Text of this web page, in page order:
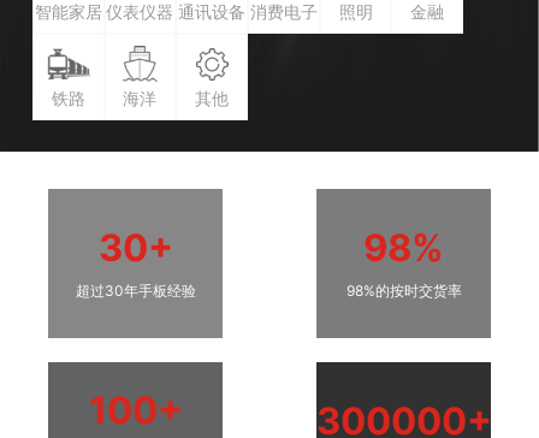
智能家居 仪表仪器 通讯设备 消费电子 照明 金融
铁路 海洋 其他
30+
超过30年手板经验
98%
98%的按时交货率
100+ 300000+